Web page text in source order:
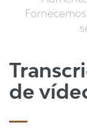
de